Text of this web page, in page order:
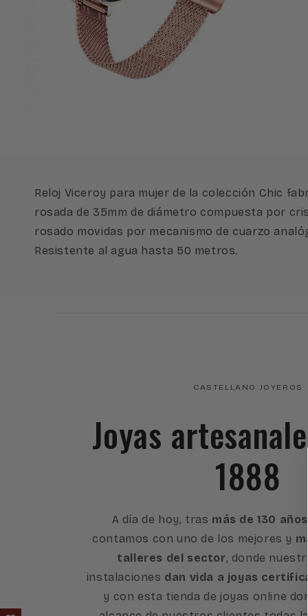
modal
Reloj Viceroy para mujer de la colección Chic
rosada de 35mm de diámetro compuesta por
rosado movidas por mecanismo de cuarzo
Resistente al agua hasta 50 metros.
CASTELLANO JOYEROS
Joyas
1888
A día de hoy, tras más de 130
contamos con uno de los mejores y
talleres del sector, donde
instalaciones dan vida a joyas
y con esta tienda de joyas online